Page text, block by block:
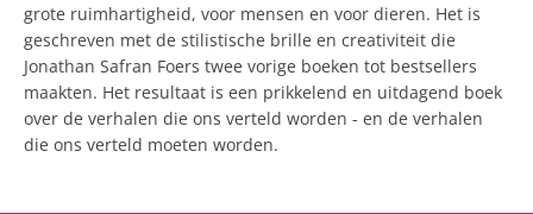
grote ruimhartigheid, voor mensen en voor dieren. Het is
geschreven met de stilistische brille en creativiteit die
Jonathan Safran Foers twee vorige boeken tot bestsellers
maakten. Het resultaat is een prikkelend en uitdagend boek
over de verhalen die ons verteld worden - en de verhalen
die ons verteld moeten worden.